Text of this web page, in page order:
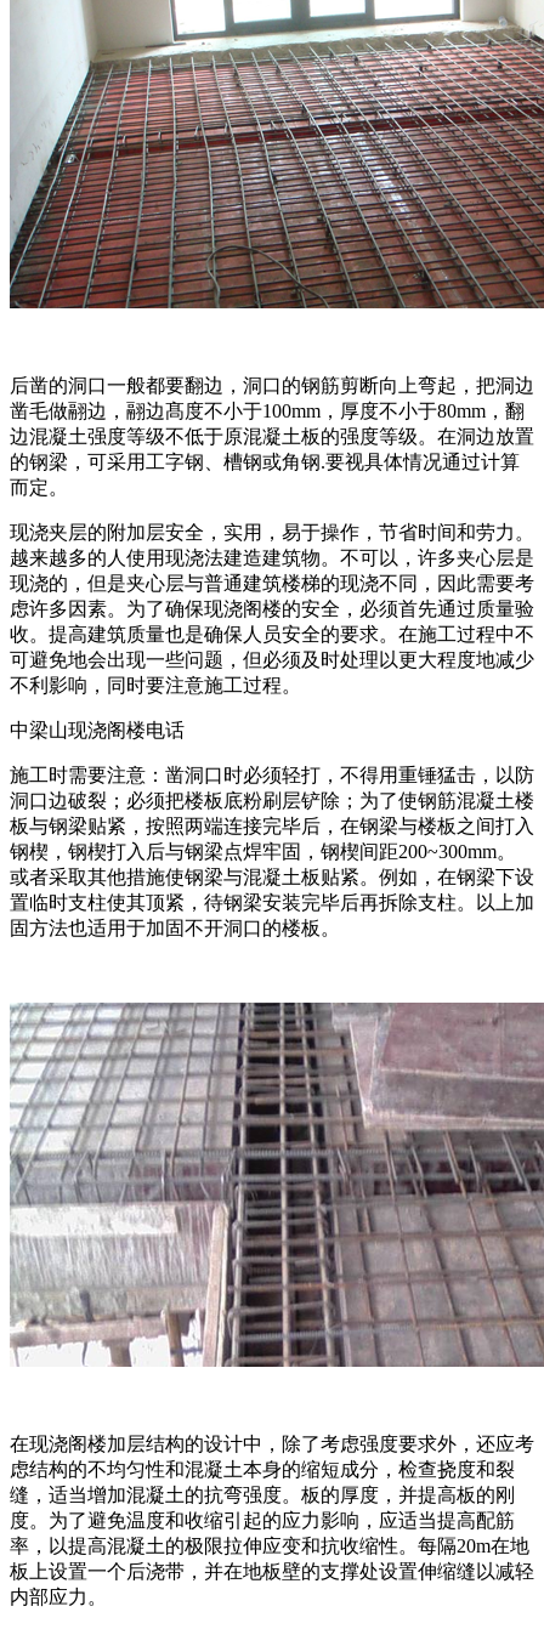
后凿的洞口一般都要翻边，洞口的钢筋剪断向上弯起，把洞边
凿毛做翮边，翮边髙度不小于100mm，厚度不小于80mm，翻
边混凝土强度等级不低于原混凝土板的强度等级。在洞边放置
的钢梁，可采用工字钢、槽钢或角钢.要视具体情况通过计算
而定。
现浇夹层的附加层安全，实用，易于操作，节省时间和劳力。
越来越多的人使用现浇法建造建筑物。不可以，许多夹心层是
现浇的，但是夹心层与普通建筑楼梯的现浇不同，因此需要考
虑许多因素。为了确保现浇阁楼的安全，必须首先通过质量验
收。提高建筑质量也是确保人员安全的要求。在施工过程中不
可避免地会出现一些问题，但必须及时处理以更大程度地减少
不利影响，同时要注意施工过程。
中梁山现浇阁楼电话
施工时需要注意：凿洞口时必须轻打，不得用重锤猛击，以防
洞口边破裂；必须把楼板底粉刷层铲除；为了使钢筋混凝土楼
板与钢梁贴紧，按照两端连接完毕后，在钢梁与楼板之间打入
钢楔，钢楔打入后与钢梁点焊牢固，钢楔间距200~300mm。
或者采取其他措施使钢梁与混凝土板贴紧。例如，在钢梁下设
置临时支柱使其顶紧，待钢梁安装完毕后再拆除支柱。以上加
固方法也适用于加固不开洞口的楼板。
在现浇阁楼加层结构的设计中，除了考虑强度要求外，还应考
虑结构的不均匀性和混凝土本身的缩短成分，检查挠度和裂
缝，适当增加混凝土的抗弯强度。板的厚度，并提高板的刚
度。为了避免温度和收缩引起的应力影响，应适当提高配筋
率，以提高混凝土的极限拉伸应变和抗收缩性。每隔20m在地
板上设置一个后浇带，并在地板壁的支撑处设置伸缩缝以减轻
内部应力。